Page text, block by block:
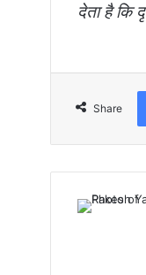
देता है कि
Share